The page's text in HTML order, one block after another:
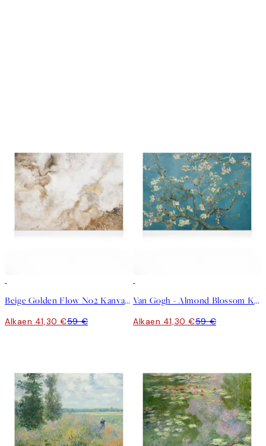
Beige Golden Flow No2 Kanvaasi
Alkaen 41,30 €59 €
Van Gogh - Almond Blossom Kanvaasi
Alkaen 41,30 €59 €